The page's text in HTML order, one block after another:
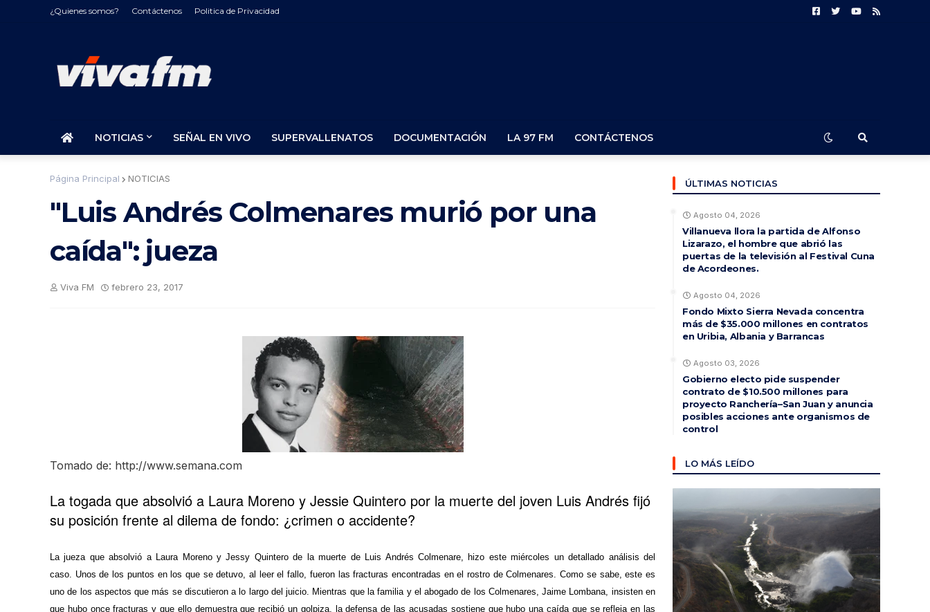
¿Quienes somos? Contáctenos Politica de Privacidad
NOTICIAS SEÑAL EN VIVO SUPERVALLENATOS DOCUMENTACIÓN LA 97 FM CONTÁCTENOS
Página Principal NOTICIAS
"Luis Andrés Colmenares murió por una
caída": jueza
Viva FM febrero 23, 2017
Tomado de: http://www.semana.com
La togada que absolvió a Laura Moreno y Jessie Quintero por la muerte del joven Luis Andrés fijó
su posición frente al dilema de fondo: ¿crimen o accidente?
La jueza que absolvió a Laura Moreno y Jessy Quintero de la muerte de Luis Andrés Colmenare, hizo este miércoles un detallado análisis del
caso. Unos de los puntos en los que se detuvo, al leer el fallo, fueron las fracturas encontradas en el rostro de Colmenares. Como se sabe, este es
uno de los aspectos que más se discutieron a lo largo del juicio. Mientras que la familia y el abogado de los Colmenares, Jaime Lombana, insisten en
que hubo once fracturas y que ello demuestra que recibió un golpiza, la defensa de las acusadas sostiene que hubo una caída que se refleja en las
ÚLTIMAS NOTICIAS
Agosto 04, 2026
Villanueva llora la partida de Alfonso
Lizarazo, el hombre que abrió las
puertas de la televisión al Festival Cuna
de Acordeones.
Agosto 04, 2026
Fondo Mixto Sierra Nevada concentra
más de $35.000 millones en contratos
en Uribia, Albania y Barrancas
Agosto 03, 2026
Gobierno electo pide suspender
contrato de $10.500 millones para
proyecto Ranchería–San Juan y anuncia
posibles acciones ante organismos de
control
LO MÁS LEÍDO